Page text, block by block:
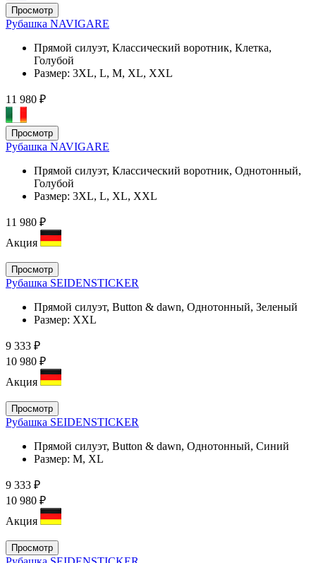
Просмотр
Рубашка NAVIGARE
Прямой силуэт, Классический воротник, Клетка,
Голубой
Размер: 3XL, L, M, XL, XXL
11 980 ₽
Просмотр
Рубашка NAVIGARE
Прямой силуэт, Классический воротник, Однотонный,
Голубой
Размер: 3XL, L, XL, XXL
11 980 ₽
Акция
Просмотр
Рубашка SEIDENSTICKER
Прямой силуэт, Button & dawn, Однотонный, Зеленый
Размер: XXL
9 333 ₽
10 980 ₽
Акция
Просмотр
Рубашка SEIDENSTICKER
Прямой силуэт, Button & dawn, Однотонный, Синий
Размер: M, XL
9 333 ₽
10 980 ₽
Акция
Просмотр